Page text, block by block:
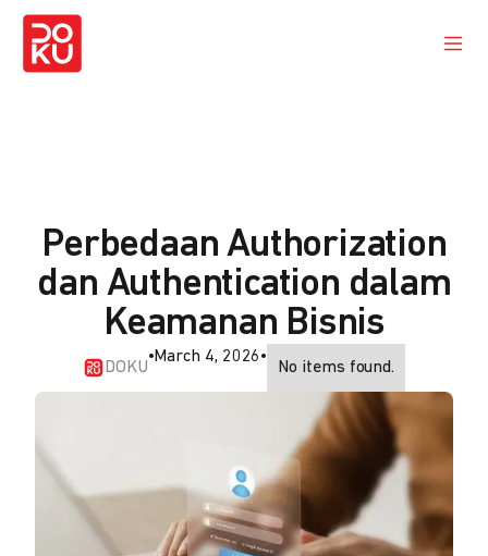
Perbedaan Authorization
dan Authentication dalam
Keamanan Bisnis
DOKU
•March 4, 2026•
No items found.